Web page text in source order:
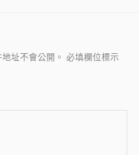
址不會公開。 必填欄位標示